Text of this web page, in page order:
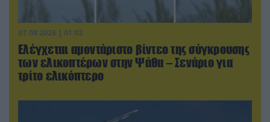
07.08.2026 | 01:02
Ελέγχεται αμοντάριστο βίντεο της σύγκρουσης
των ελικοπτέρων στην Ψάθα – Σενάριο για
τρίτο ελικόπτερο